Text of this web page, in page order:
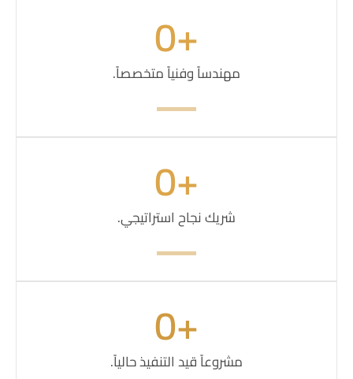
مهندساً وفنياً متخصصاً.
+
0
شريك نجاح استراتيجي.
+
0
مشروعاً قيد التنفيذ حالياً.
+
0